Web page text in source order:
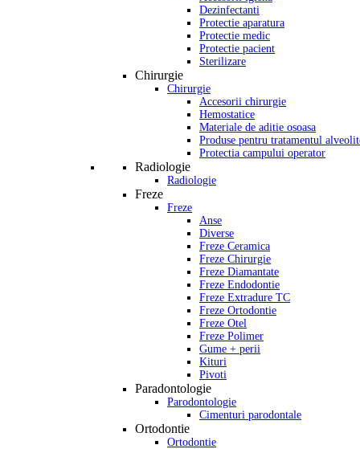
Dezinfectanti
Protectie aparatura
Protectie medic
Protectie pacient
Sterilizare
Chirurgie
Chirurgie
Accesorii chirurgie
Hemostatice
Materiale de aditie osoasa
Produse pentru tratamentul
Protectia campului operator
Radiologie
Radiologie
Freze
Freze
Anse
Diverse
Freze Ceramica
Freze Chirurgie
Freze Diamantate
Freze Endodontie
Freze Extradure TC
Freze Ortodontie
Freze Otel
Freze Polimer
Gume + perii
Kituri
Pivoti
Paradontologie
Parodontologie
Cimenturi parodontale
Ortodontie
Ortodontie